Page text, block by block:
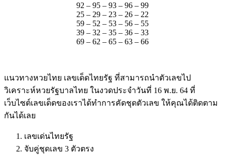
92 – 95 – 93 – 96 – 99
25 – 29 – 23 – 26 – 22
59 – 52 – 53 – 56 – 55
39 – 32 – 35 – 36 – 33
69 – 62 – 65 – 63 – 66
แนวทางหวยไทย เลขเด็ดไทยรัฐ ที่สามารถนำตัวเลขไป
วิเคราะห์หวยรัฐบาลไทย ในงวดประจำวันที่ 16 พ.ย. 64 ที่
เว็บไซต์เลขเด็ดของเราได้ทำการคัดชุดตัวเลข ให้คุณได้ติดตาม
กันได้เลย
เลขเด่นไทยรัฐ
จับคู่ชุดเลข 3 ตัวตรง